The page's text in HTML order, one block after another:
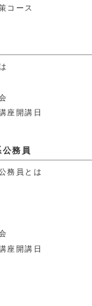
コース
座開講日
務員
務員とは
座開講日